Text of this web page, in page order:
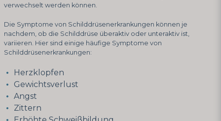
verwechselt werden können.
Die Symptome von Schilddrüsenerkrankungen können je
nachdem, ob die Schilddrüse überaktiv oder unteraktiv ist,
variieren. Hier sind einige häufige Symptome von
Schilddrüsenerkrankungen:
Herzklopfen
Gewichtsverlust
Angst
Zittern